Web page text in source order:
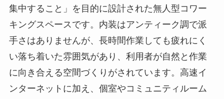
集中すること」を目的に設計された無人型コワー
キングスペースです。内装はアンティーク調で派
手さはありませんが、長時間作業しても疲れにく
い落ち着いた雰囲気があり、利用者が自然と作業
に向き合える空間づくりがされています。高速イ
ンターネットに加え、個室やコミュニティルーム